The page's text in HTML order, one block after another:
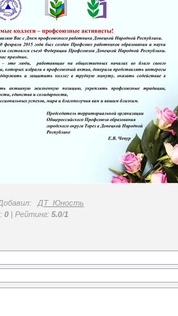
:
ДТ_Юность
: 0 | Рейтинг: 5.0/1